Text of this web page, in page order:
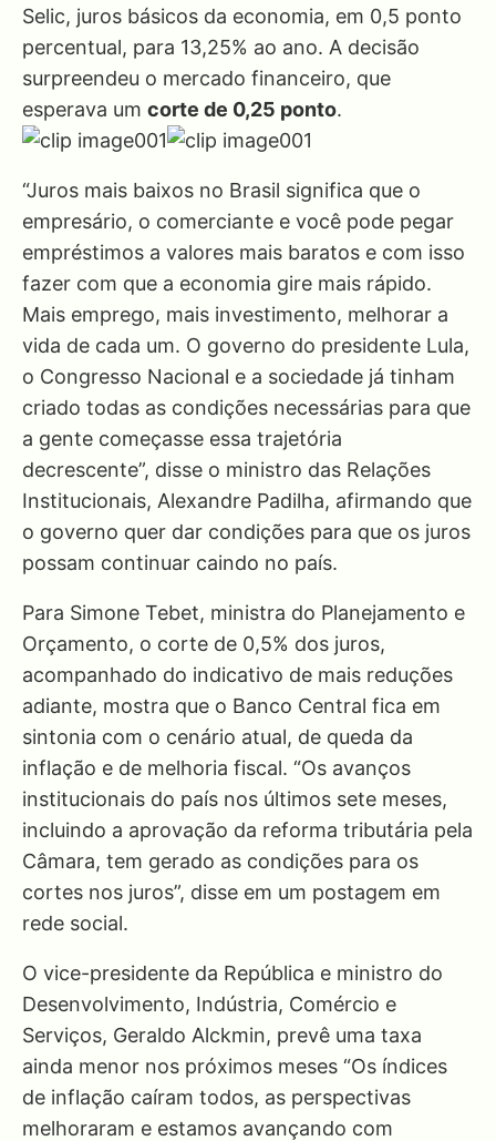
Selic, juros básicos da economia, em 0,5 ponto
percentual, para 13,25% ao ano. A decisão
surpreendeu o mercado financeiro, que
esperava um corte de 0,25 ponto.
“Juros mais baixos no Brasil significa que o
empresário, o comerciante e você pode pegar
empréstimos a valores mais baratos e com isso
fazer com que a economia gire mais rápido.
Mais emprego, mais investimento, melhorar a
vida de cada um. O governo do presidente Lula,
o Congresso Nacional e a sociedade já tinham
criado todas as condições necessárias para que
a gente começasse essa trajetória
decrescente”, disse o ministro das Relações
Institucionais, Alexandre Padilha, afirmando que
o governo quer dar condições para que os juros
possam continuar caindo no país.
Para Simone Tebet, ministra do Planejamento e
Orçamento, o corte de 0,5% dos juros,
acompanhado do indicativo de mais reduções
adiante, mostra que o Banco Central fica em
sintonia com o cenário atual, de queda da
inflação e de melhoria fiscal. “Os avanços
institucionais do país nos últimos sete meses,
incluindo a aprovação da reforma tributária pela
Câmara, tem gerado as condições para os
cortes nos juros”, disse em um postagem em
rede social.
O vice-presidente da República e ministro do
Desenvolvimento, Indústria, Comércio e
Serviços, Geraldo Alckmin, prevê uma taxa
ainda menor nos próximos meses “Os índices
de inflação caíram todos, as perspectivas
melhoraram e estamos avançando com